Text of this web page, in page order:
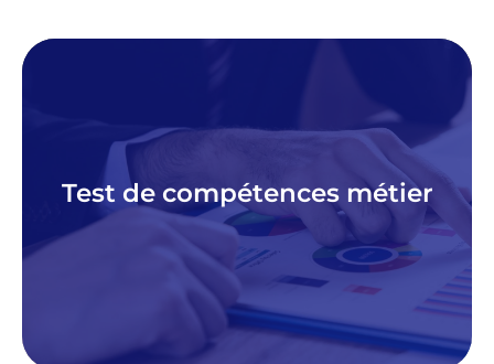
Test de compétences métier
Évaluez le savoir-faire avec les tests
de compétences métiers
Détectez les meilleurs candidats et
fiabilisez vos recrutements grâce à notre
plateforme de tests orientés métier.